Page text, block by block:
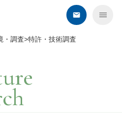
・調査 特許・技術調査